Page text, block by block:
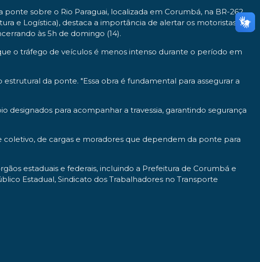
sobre o Rio Paraguai, localizada em Corumbá, na BR-262.
e Logística), destaca a importância de alertar os motoristas
às 5h de domingo (14).
o tráfego de veículos é menos intenso durante o período em
da ponte. "Essa obra é fundamental para assegurar a
designados para acompanhar a travessia, garantindo segurança
de cargas e moradores que dependem da ponte para
estaduais e federais, incluindo a Prefeitura de Corumbá e
Estadual, Sindicato dos Trabalhadores no Transporte